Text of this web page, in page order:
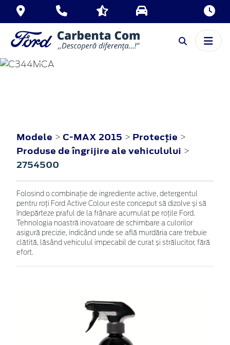
C-MAX
Modele > C-MAX 2015 > Protecţie >
Produse de îngrijire ale vehiculului >
2754500
Folosind o combinație de ingrediente active, detergentul
pentru roți Ford Active Colour este conceput să dizolve și să
îndepărteze praful de la frânare acumulat pe roțile Ford.
Tehnologia noastră inovatoare de schimbare a culorilor
asigură precizie, indicând unde se află murdăria care trebuie
clătită, lăsând vehiculul impecabil de curat și strălucitor, fără
efort.